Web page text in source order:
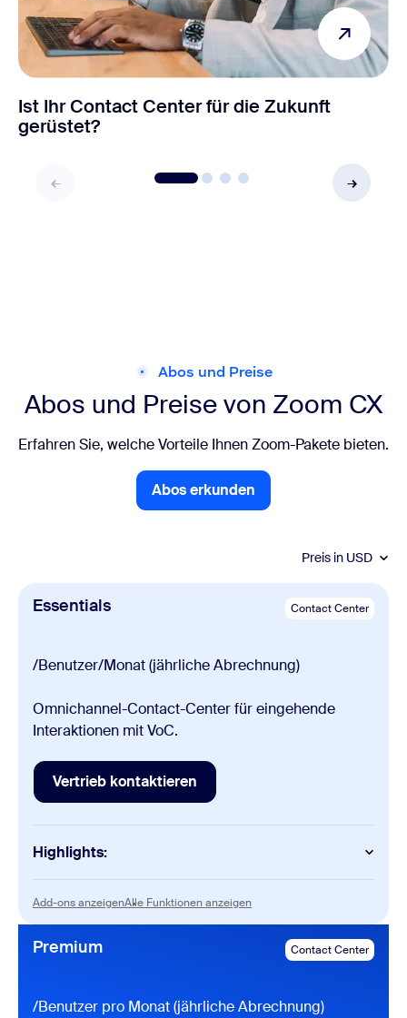
Ist Ihr Contact Center für die Zukunft
gerüstet?
Abos und Preise
Abos und Preise von Zoom CX
Erfahren Sie, welche Vorteile Ihnen Zoom-Pakete bieten.
Abos erkunden
Abos erkunden
Preis in USD
Essentials Contact Center
/Benutzer/Monat (jährliche Abrechnung)
Omnichannel-Contact-Center für eingehende
Interaktionen mit VoC.
Vertrieb kontaktieren
Vertrieb kontaktieren
Highlights:
Contact Center
Flow-Editor und Sprachdialogsystem
Transkription in Echtzeit
Fernsteuerung
Umfragen/Kundenmeinungen
Add-ons anzeigenAdd-ons anzeigen
Alle Funktionen anzeigen
Premium Contact Center
/Benutzer pro Monat (jährliche Abrechnung)